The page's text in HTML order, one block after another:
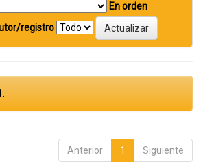
En orden
registro
Anterior 1 Siguiente